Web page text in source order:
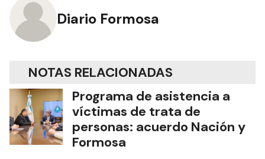
Diario Formosa
NOTAS RELACIONADAS
Programa de asistencia a
víctimas de trata de
personas: acuerdo Nación y
Formosa